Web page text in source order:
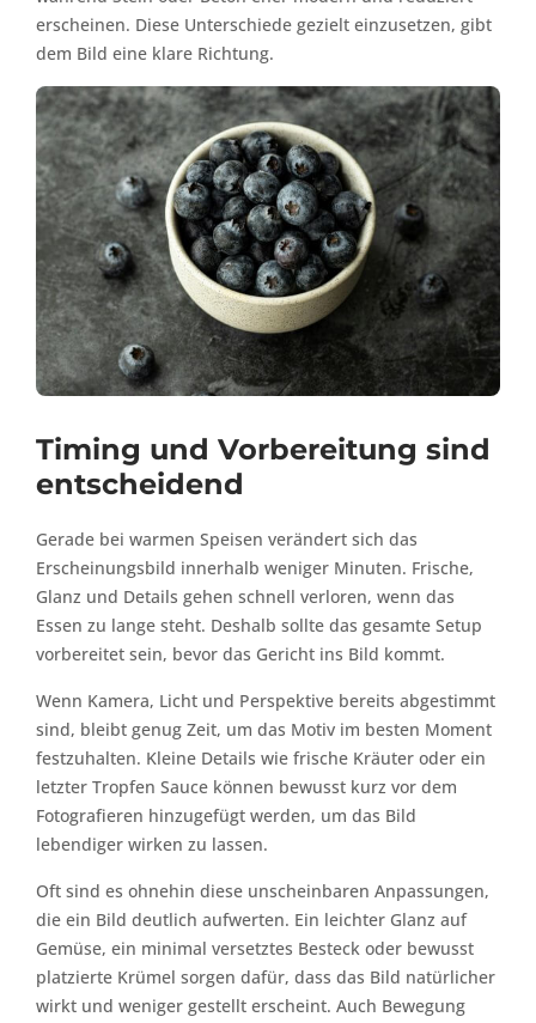
erscheinen. Diese Unterschiede gezielt einzusetzen, gibt
dem Bild eine klare Richtung.
Timing und Vorbereitung sind
entscheidend
Gerade bei warmen Speisen verändert sich das
Erscheinungsbild innerhalb weniger Minuten. Frische,
Glanz und Details gehen schnell verloren, wenn das
Essen zu lange steht. Deshalb sollte das gesamte Setup
vorbereitet sein, bevor das Gericht ins Bild kommt.
Wenn Kamera, Licht und Perspektive bereits abgestimmt
sind, bleibt genug Zeit, um das Motiv im besten Moment
festzuhalten. Kleine Details wie frische Kräuter oder ein
letzter Tropfen Sauce können bewusst kurz vor dem
Fotografieren hinzugefügt werden, um das Bild
lebendiger wirken zu lassen.
Oft sind es ohnehin diese unscheinbaren Anpassungen,
die ein Bild deutlich aufwerten. Ein leichter Glanz auf
Gemüse, ein minimal versetztes Besteck oder bewusst
platzierte Krümel sorgen dafür, dass das Bild natürlicher
wirkt und weniger gestellt erscheint. Auch Bewegung